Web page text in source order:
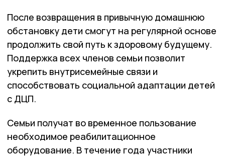
После возвращения в привычную домашнюю
обстановку дети смогут на регулярной основе
продолжить свой путь к здоровому будущему.
Поддержка всех членов семьи позволит
укрепить внутрисемейные связи и
способствовать социальной адаптации детей
с ДЦП.
Семьи получат во временное пользование
необходимое реабилитационное
оборудование. В течение года участники